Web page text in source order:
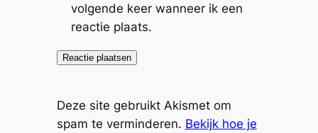
volgende keer wanneer ik een
reactie plaats.
Deze site gebruikt Akismet om
spam te verminderen. Bekijk hoe je